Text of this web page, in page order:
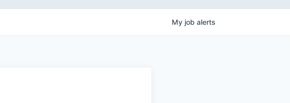
My job alerts